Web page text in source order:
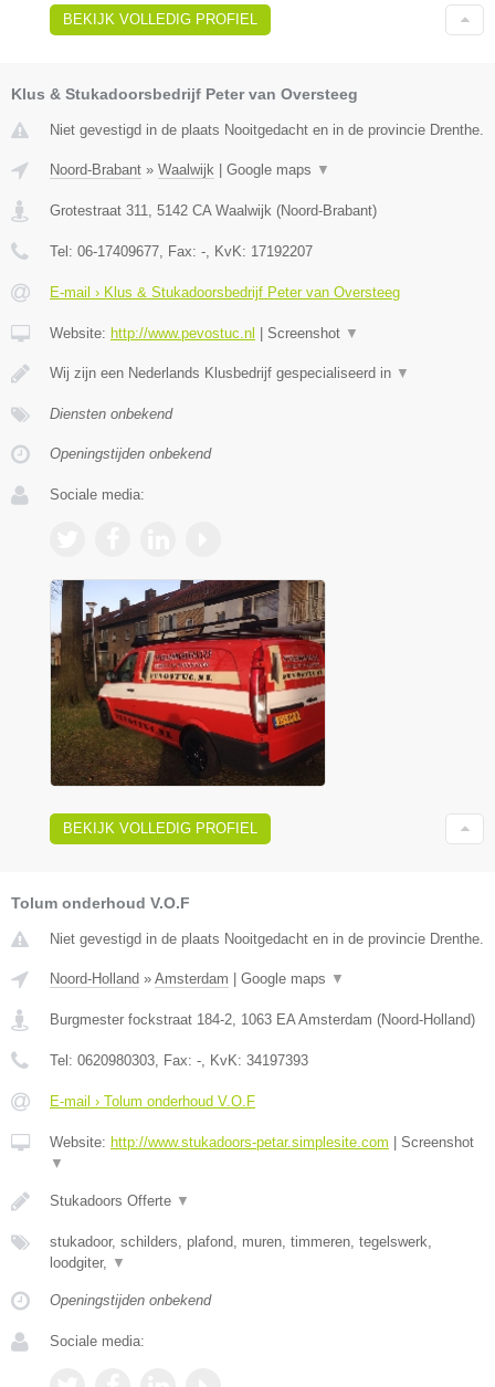
BEKIJK VOLLEDIG PROFIEL
Klus & Stukadoorsbedrijf Peter van Oversteeg
Niet gevestigd in de plaats Nooitgedacht en in de provincie Drenthe.
Noord-Brabant » Waalwijk Google maps ▼
Grotestraat 311, 5142 CA Waalwijk (Noord-Brabant)
Tel: 06-17409677, Fax: -, KvK: 17192207
E-mail › Klus & Stukadoorsbedrijf Peter van Oversteeg
Website: http://www.pevostuc.nl Screenshot ▼
Wij zijn een Nederlands Klusbedrijf gespecialiseerd in ▼
Diensten onbekend
Openingstijden onbekend
Sociale media:
BEKIJK VOLLEDIG PROFIEL
Tolum onderhoud V.O.F
Niet gevestigd in de plaats Nooitgedacht en in de provincie Drenthe.
Noord-Holland » Amsterdam | Google maps ▼
Burgmester fockstraat 184-2 1063 EA Amsterdam (Noord-Holland)
Tel: 0620980303 , Fax: - , KvK: 34197393
E-mail › Tolum onderhoud V.O.F
Website: http://www.stukadoors-petar.simplesite.com | Screenshot
▼
Stukadoors Offerte ▼
stukadoor, schilders, plafond, muren, timmeren, tegelswerk,
loodgiter,
▼
Openingstijden onbekend
Sociale media: